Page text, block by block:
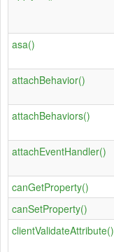
asa()
attachBehavior()
attachBehaviors()
attachEventHandler()
canGetProperty()
canSetProperty()
clientValidateAttribute()